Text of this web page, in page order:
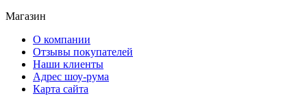
Магазин
О компании
Отзывы покупателей
Наши клиенты
Адрес шоу-рума
Карта сайта